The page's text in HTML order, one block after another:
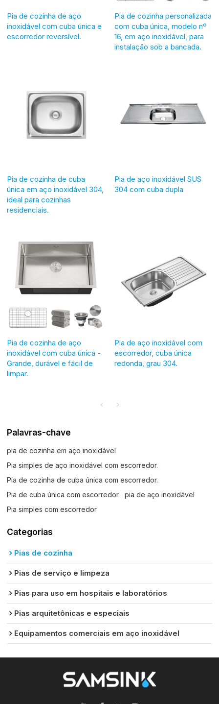
Pia de cozinha de aço
inoxidável com cuba única e
escorredor reversível.
Pia de cozinha personalizada
com cuba única, modelo nº
16, em aço inoxidável, para
instalação sob a bancada.
Pia de cozinha de cuba
única em aço inoxidável 304,
ideal para cozinhas
residenciais.
Pia de aço inoxidável SUS
304 com cuba dupla
Pia de cozinha de aço
inoxidável com cuba única -
Grande, durável e fácil de
limpar.
Pia de aço inoxidável com
escorredor, cuba única
redonda, grau 304.
Palavras-chave
pia de cozinha em aço inoxidável
Pia simples de aço inoxidável com escorredor.
Pia de cozinha de cuba única com escorredor.
Pia de cuba única com escorredor.
pia de aço inoxidável
Pia simples com escorredor
Categorias
Pias de cozinha
Pias de serviço e limpeza
Pias para uso em hospitais e laboratórios
Pias arquitetônicas e especiais
Equipamentos comerciais em aço inoxidável